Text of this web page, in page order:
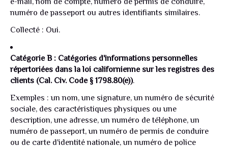
numéro de passeport ou autres identifiants similaires.
Collecté : Oui.
Catégorie B : Catégories d'informations personnelles
répertoriées dans la loi californienne sur les registres des
clients (Cal. Civ. Code § 1798.80(e)).
Exemples : un nom, une signature, un numéro de sécurité
sociale, des caractéristiques physiques ou une
description, une adresse, un numéro de téléphone, un
numéro de passeport, un numéro de permis de conduire
ou de carte d'identité nationale, un numéro de police